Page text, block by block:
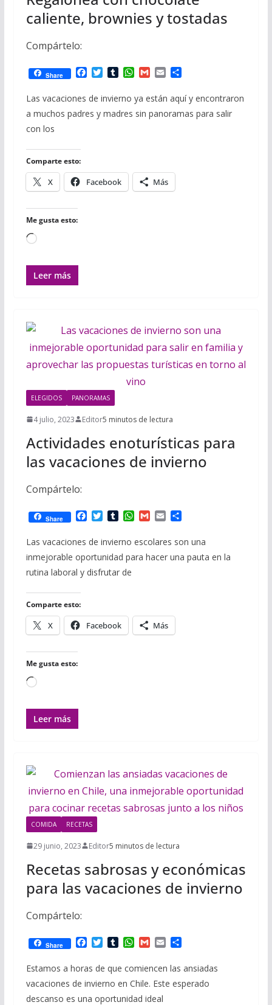
caliente, brownies y tostadas
Compártelo:
Share
F
c
e
b
T
i
t
t
T
m
b
l
W
a
t
s
G
a
i
l
E
a
i
l
C
m
p
a
Las vacaciones de invierno ya están aquí y encontraron
a muchos padres y madres sin panoramas para salir
con los
Comparte esto:
X Facebook Más
Me gusta esto:
Cargando...
Leer más
ELEGIDOS PANORAMAS
4 julio, 2023 Editor5 minutos de lectura
Actividades enoturísticas para
las vacaciones de invierno
Compártelo:
Share
F
c
e
b
o
T
i
t
t
e
T
m
b
l
r
W
a
t
s
G
a
i
l
E
a
i
l
C
m
p
a
Las vacaciones de invierno escolares son una
inmejorable oportunidad para hacer una pauta en la
rutina laboral y disfrutar de
Comparte esto:
X Facebook Más
Me gusta esto:
Cargando...
Leer más
COMIDA RECETAS
29 junio, 2023 Editor5 minutos de lectura
Recetas sabrosas y económicas
para las vacaciones de invierno
Compártelo:
Share
F
c
e
b
o
T
i
t
t
e
T
m
b
l
r
W
a
t
s
A
G
a
i
l
E
a
i
l
C
m
p
a
Estamos a horas de que comiencen las ansiadas
vacaciones de invierno en Chile. Este esperado
descanso es una oportunidad ideal